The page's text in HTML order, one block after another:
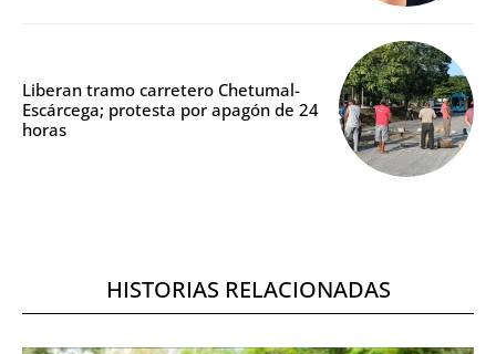
Liberan tramo carretero Chetumal-
Escárcega; protesta por apagón de 24
horas
HISTORIAS RELACIONADAS